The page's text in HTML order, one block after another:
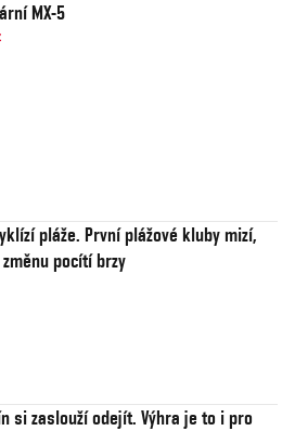
MX-5
pláže. První plážové kluby mizí,
pocítí brzy
si zaslouží odejít. Výhra je to i pro